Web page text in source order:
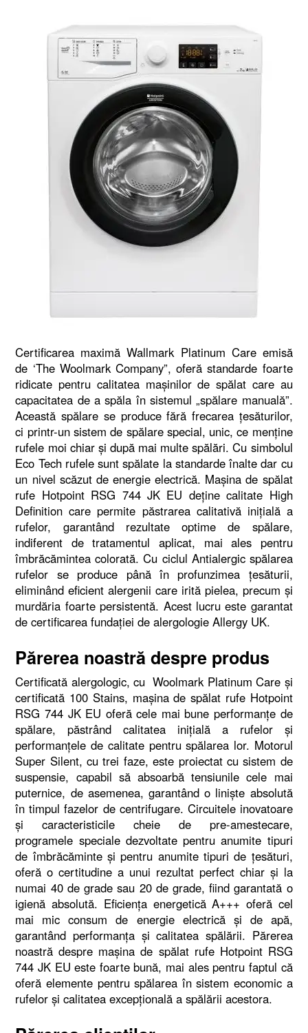
Certificarea maximă Wallmark Platinum Care emisă
de ‘The Woolmark Company”, oferă standarde foarte
ridicate pentru calitatea maşinilor de spălat care au
capacitatea de a spăla în sistemul „spălare manuală”.
Această spălare se produce fără frecarea ţesăturilor,
ci printr-un sistem de spălare special, unic, ce menţine
rufele moi chiar şi după mai multe spălări. Cu simbolul
Eco Tech rufele sunt spălate la standarde înalte dar cu
un nivel scăzut de energie electrică. Maşina de spălat
rufe Hotpoint RSG 744 JK EU deţine calitate High
Definition care permite păstrarea calitativă iniţială a
rufelor, garantând rezultate optime de spălare,
indiferent de tratamentul aplicat, mai ales pentru
îmbrăcămintea colorată. Cu ciclul Antialergic spălarea
rufelor se produce până în profunzimea ţesăturii,
eliminând eficient alergenii care irită pielea, precum şi
murdăria foarte persistentă. Acest lucru este garantat
de certificarea fundaţiei de alergologie Allergy UK.
Părerea noastră despre produs
Certificată alergologic, cu Woolmark Platinum Care şi
certificată 100 Stains, maşina de spălat rufe Hotpoint
RSG 744 JK EU oferă cele mai bune performanţe de
spălare, păstrând calitatea iniţială a rufelor şi
performanţele de calitate pentru spălarea lor. Motorul
Super Silent, cu trei faze, este proiectat cu sistem de
suspensie, capabil să absoarbă tensiunile cele mai
puternice, de asemenea, garantând o linişte absolută
în timpul fazelor de centrifugare. Circuitele inovatoare
şi caracteristicile cheie de pre-amestecare,
programele speciale dezvoltate pentru anumite tipuri
de îmbrăcăminte şi pentru anumite tipuri de ţesături,
oferă o certitudine a unui rezultat perfect chiar şi la
numai 40 de grade sau 20 de grade, fiind garantată o
igienă absolută. Eficienţa energetică A+++ oferă cel
mai mic consum de energie electrică şi de apă,
garantând performanţa şi calitatea spălării. Părerea
noastră despre maşina de spălat rufe Hotpoint RSG
744 JK EU este foarte bună, mai ales pentru faptul că
oferă elemente pentru spălarea în sistem economic a
rufelor şi calitatea excepţională a spălării acestora.